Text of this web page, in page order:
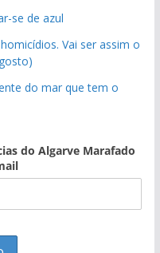
se de azul
Vai ser assim o
do mar que tem o
do Algarve Marafado